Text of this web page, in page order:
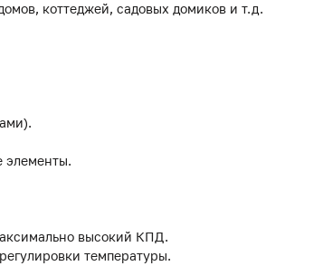
коттеджей, садовых домиков и т.д.
элементы.
высокий КПД.
температуры.